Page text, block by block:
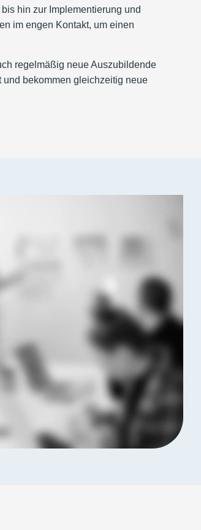
hin zur Implementierung und
im engen Kontakt, um einen
regelmäßig neue Auszubildende
und bekommen gleichzeitig neue